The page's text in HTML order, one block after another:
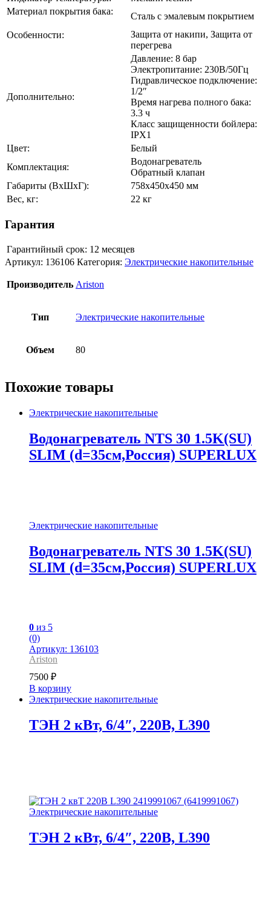
Материал покрытия бака:
Сталь с эмалевым покрытием
Особенности:
Защита от накипи, Защита от
перегрева
Дополнительно:
Давление: 8 бар
Электропитание: 230В/50Гц
Гидравлическое подключение:
1/2″
Время нагрева полного бака:
3.3 ч
Класс защищенности бойлера:
IPX1
Цвет:
Белый
Комплектация:
Водонагреватель
Обратный клапан
Габариты (ВхШхГ):
758х450х450 мм
Вес, кг:
22 кг
Гарантия
Гарантийный срок: 12 месяцев
Артикул: 136106 Категория: Электрические накопительные
Производитель Ariston
Тип Электрические накопительные
Объем 80
Похожие товары
Электрические накопительные
Водонагреватель NTS 30 1.5K(SU)
SLIM (d=35см,Россия) SUPERLUX
Электрические накопительные
Водонагреватель NTS 30 1.5K(SU)
SLIM (d=35см,Россия) SUPERLUX
0 из 5
(0)
Артикул: 136103
Ariston
7500 ₽
В корзину
Электрические накопительные
ТЭН 2 кВт, 6/4″, 220В, L390
Электрические накопительные
ТЭН 2 кВт, 6/4″, 220В, L390